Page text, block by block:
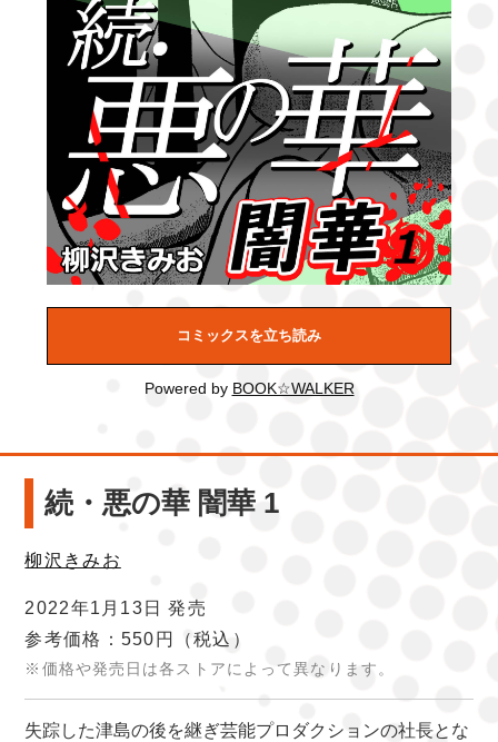
コミックスを立ち読み
Powered by BOOK☆WALKER
続・悪の華 闇華 1
柳沢きみお
2022年1月13日 発売
参考価格：550円
（税込）
※価格や発売日は各ストアによって異なります。
失踪した津島の後を継ぎ芸能プロダクションの社長とな